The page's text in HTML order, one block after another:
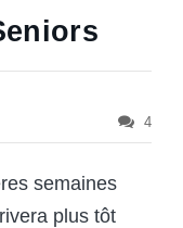
4
semaines
plus tôt